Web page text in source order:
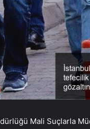
Mali Suçlarla